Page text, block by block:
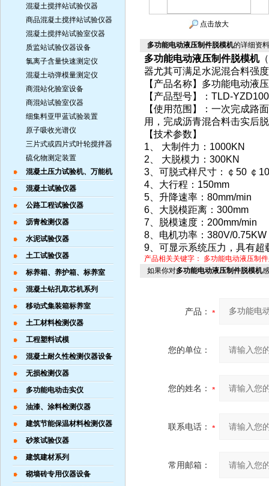
混凝土搅拌站试验仪器
商品混凝土搅拌站试验仪器
混凝土搅拌站试验室仪器
质监站试验仪器设备
氯离子含量快速测定仪
混凝土动弹模量测定仪
商混站化验室设备
商混站试验室仪器
细集料亚甲蓝试验装置
原子吸收光谱仪
三片式或四片式叶轮搅拌器
硫化物测定装置
混凝土压力试验机、万能机
混凝土试验仪器
公路工程试验仪器
沥青检测仪器
水泥试验仪器
土工试验仪器
标养箱、养护箱、标养室
混凝土钻孔取芯机系列
移动式集装箱标养室
土工材料检测仪器
工程塑料试模
混凝土耐久性检测仪器设备
无损检测仪器
多功能电动击实仪
油漆、涂料检测仪器
建筑节能保温材料检测仪器
砂浆试验仪器
建筑建材系列
砌墙砖专用仪器设备
点击放大
多功能电动液压制件脱模机的详细资
多功能电动液压制件脱模机
器尤其可满足水泥混合料强
【产品名称】多功能电动液
【产品型号】：TLD-
【使用范围】：一次完成路
用，完成沥青混合料击实后
【技术参数】
1、 大制件力：1000KN
2、 大脱模力：300KN
3、可脱式样尺寸：￠50 ￠
4、大行程：150mm
5、升降速率：80mm/min
6、大脱模距离：300mm
7、脱模速度：200mm/min
8、电机功率：380V/0.75KW
9、可显示系统压力，具有超
产品相关关键字： 多功能电动液压制
如果你对多功能电动液压制件脱模机
产品：
您的单位：
您的姓名：
联系电话：
常用邮箱：